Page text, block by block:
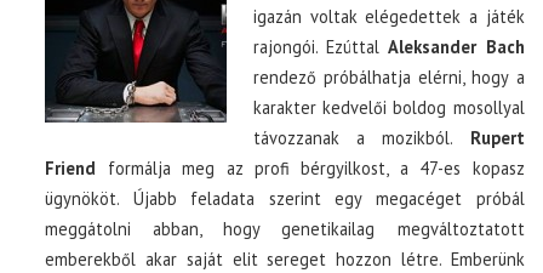
igazán voltak elégedettek a játék
rajongói. EzúttalAleksander Bach
rendező próbálhatja elérni, hogy a
karakter kedvelői boldog mosollyal
távozzanak a mozikból. Rupert
Friend formálja meg az profi bérgyilkost, a 47-es kopasz
ügynököt. Újabb feladata szerint egy megacéget próbál
meggátolni abban, hogy genetikailag megváltoztatott
emberekből akar saját elit sereget hozzon létre. Emberünk